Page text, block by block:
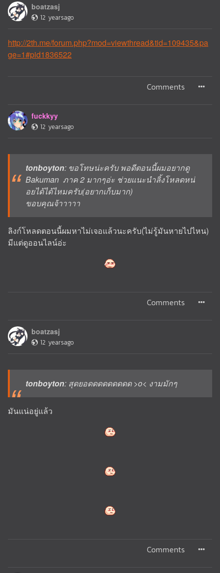
boatzasj
12 yearsago
http://2th.me/forum.php?mod=viewthread&tid=109435&pa
ge=1#pid1836522
Comments
fuckkyy
12 yearsago
tonboyton: ขอโทษน่ะครับ พอดีตอนนี้ผมอยากดู
Bakuman ภาค 2 มากๆอ่ะ ช่วยแนะนำลิ้งโหลดหน่
อยได้ได้ไหมครับ(อยากเก็บมาก)
ขอบคุณจ้าาาาา
ลิงก์โหลดตอนนี้ผมหาไม่เจอแล้วนะครับ(ไม่รู้มันหายไปไหน)
มีแต่ดูออนไลน์อ่ะ
Comments
boatzasj
12 yearsago
tonboyton: สุดยอดดดดดดดดด >o< งามมักๆ
มันแน่อยู่แล้ว
Comments